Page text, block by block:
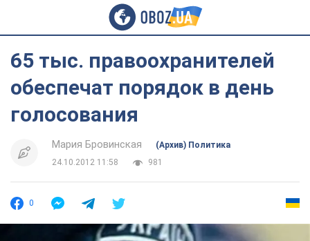
65 тыс. правоохранителей
обеспечат порядок в день
голосования
Мария Бровинская
(Архив) Политика
24.10.2012 11:58
981
0